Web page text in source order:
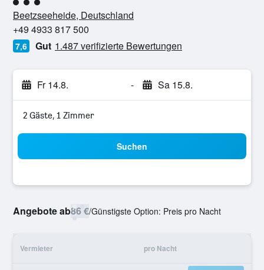
Bewertungskategorie 3
Beetzseeheide, Deutschland
+49 4933 817 500
7,6 Gut 1.487 verifizierte Bewertungen
Fr 14.8. - Sa 15.8.
2 Gäste, 1 Zimmer
Suchen
Angebote ab86 €/Günstigste Option: Preis pro Nacht
Vermieter pro Nacht